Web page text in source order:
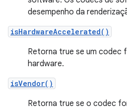
desempenho da
isHardwareAccelerated()
Retorna true se um codec
hardware.
isVendor()
Retorna true se o codec